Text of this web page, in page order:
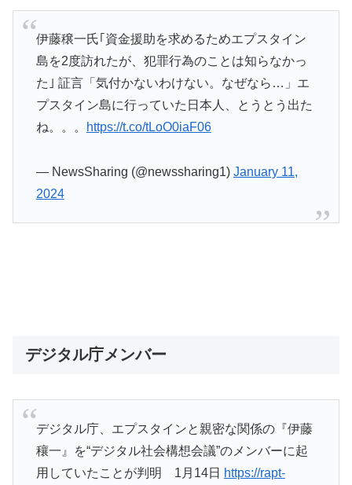
伊藤穣一氏｢資金援助を求めるためエプスタイン
島を2度訪れたが、犯罪行為のことは知らなかっ
た｣ 証言「気付かないわけない。なぜなら…」エ
プスタイン島に行っていた日本人、とうとう出た
ね。。。
https://t.co/tLoO0iaF06
— NewsSharing (@newssharing1) January 11,
2024
デジタル庁メンバー
デジタル庁、エプスタインと親密な関係の『伊藤
穰一』を“デジタル社会構想会議”のメンバーに起
用していたことが判明 1月14日 https://rapt-